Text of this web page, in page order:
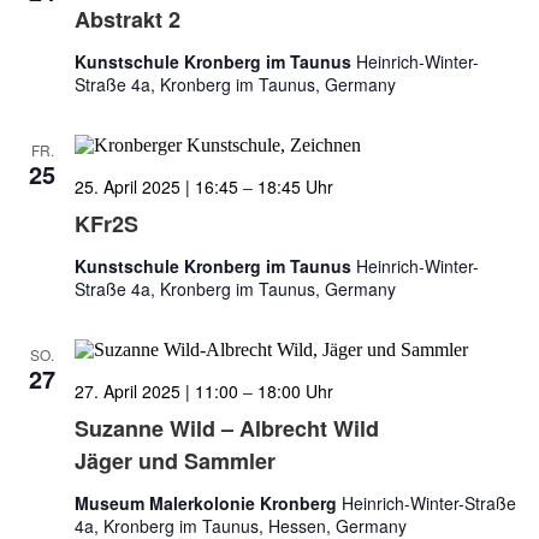
Abstrakt 2
Kunstschule Kronberg im Taunus Heinrich-Winter-
Straße 4a, Kronberg im Taunus, Germany
FR.
25
KFr2S
25. April 2025 | 16:45 – 18:45
Kunstschule Kronberg im Taunus Heinrich-Winter-
Straße 4a, Kronberg im Taunus, Germany
SO.
27
Suzanne Wild – Albrecht Wild
Jäger und Sammler
27. April 2025 | 11:00 – 18:00
Museum Malerkolonie Kronberg Heinrich-Winter-Straße
4a, Kronberg im Taunus, Hessen, Germany